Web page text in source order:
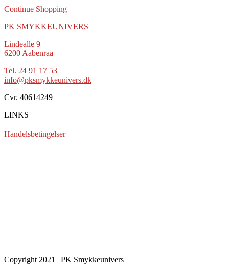
Continue Shopping
PK SMYKKEUNIVERS
Lindealle 9
6200 Aabenraa
Tel. 24 91 17 53
info@pksmykkeunivers.dk
Cvr. 40614249
LINKS
Handelsbetingelser
Copyright 2021 | PK Smykkeunivers